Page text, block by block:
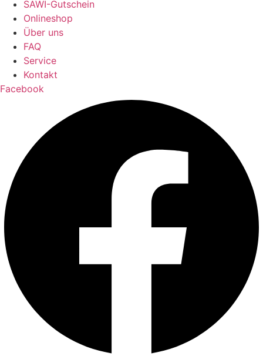
SAWI-Gutschein
Onlineshop
Über uns
FAQ
Service
Kontakt
Facebook